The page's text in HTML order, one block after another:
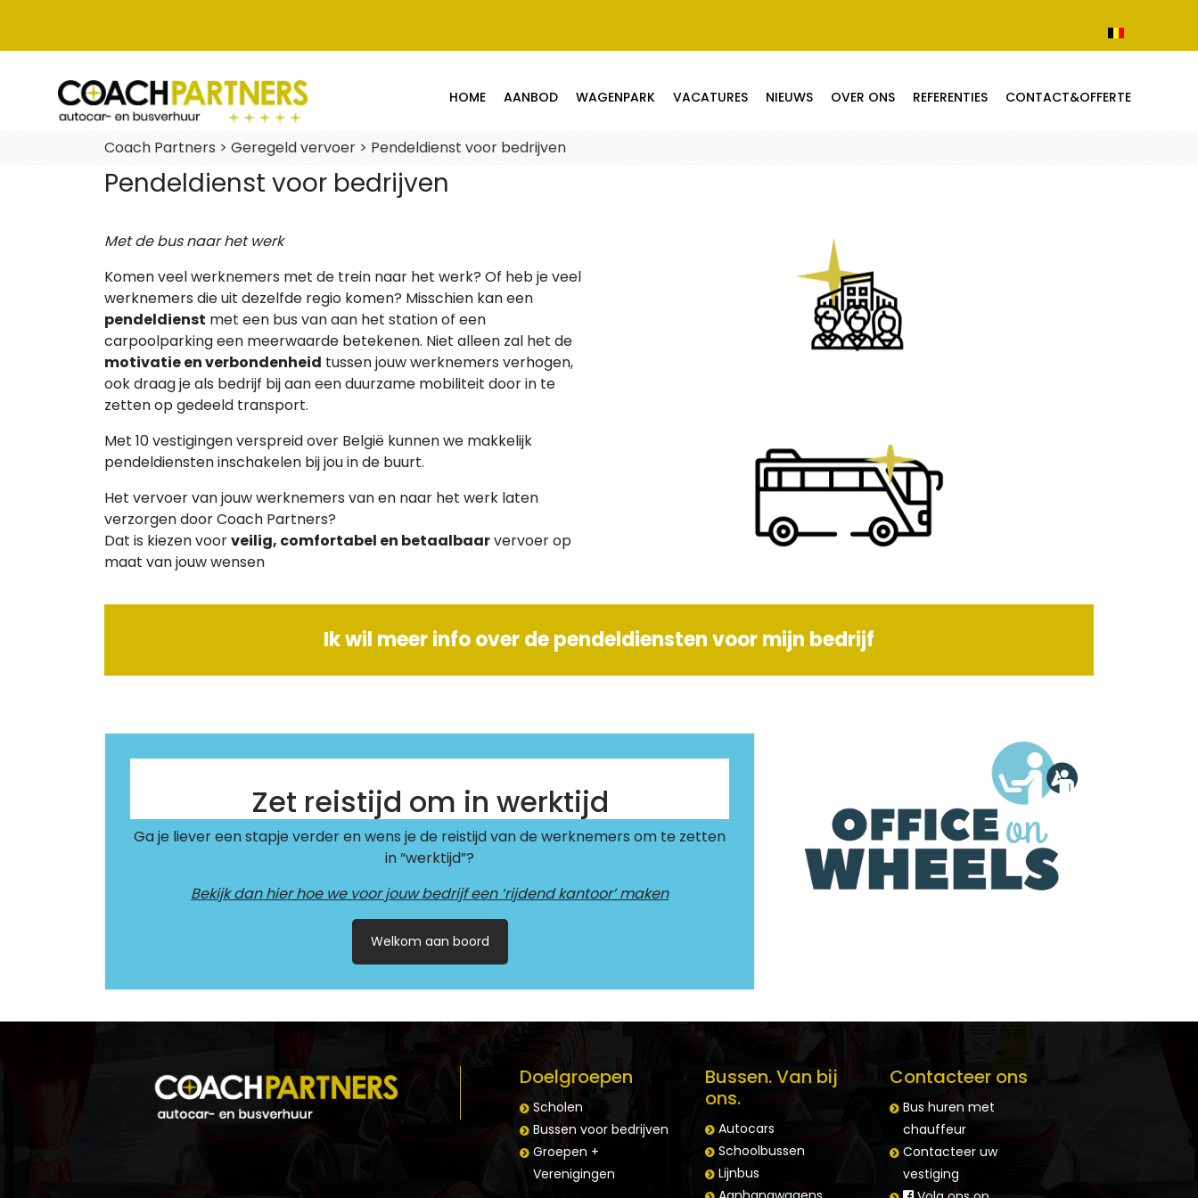
HOME AANBOD WAGENPARK VACATURES NIEUWS OVER ONS REFERENTIES CONTACT&OFFERTE
Coach Partners > Geregeld vervoer > Pendeldienst voor bedrijven
Pendeldienst voor bedrijven
Met de bus naar het werk
Komen veel werknemers met de trein naar het werk? Of heb je veel
werknemers die uit dezelfde regio komen? Misschien kan een
pendeldienst met een bus van aan het station of een
carpoolparking een meerwaarde betekenen. Niet alleen zal het de
motivatie en verbondenheid tussen jouw werknemers verhogen,
ook draag je als bedrijf bij aan een duurzame mobiliteit door in te
zetten op gedeeld transport.
Met 10 vestigingen verspreid over België kunnen we makkelijk
pendeldiensten inschakelen bij jou in de buurt.
Het vervoer van jouw werknemers van en naar het werk laten
verzorgen door Coach Partners?
Dat is kiezen voorveilig, comfortabel en betaalbaarvervoer op
maat van jouw wensen
Ik wil meer info over de pendeldiensten voor mijn bedrijf
Zet reistijd om in werktijd
Ga je liever een stapje verder en wens je de reistijd van de werknemers om te zetten
in “werktijd”?
Bekijk dan hier hoe we voor jouw bedrijf een ‘rijdend kantoor’ maken
Welkom aan boord
Doelgroepen
Scholen
Bussen voor bedrijven
Groepen +
Verenigingen
Bussen. Van bij
ons.
Autocars
Schoolbussen
Lijnbus
Contacteer ons
Bus huren met
chauffeur
Contacteer uw
vestiging